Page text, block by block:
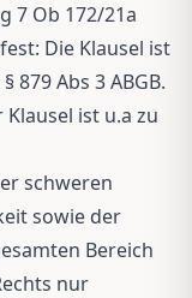
7 Ob 172/21a
Die Klausel ist
879 Abs 3 ABGB.
ist u.a zu
schweren
sowie der
Bereich
nur